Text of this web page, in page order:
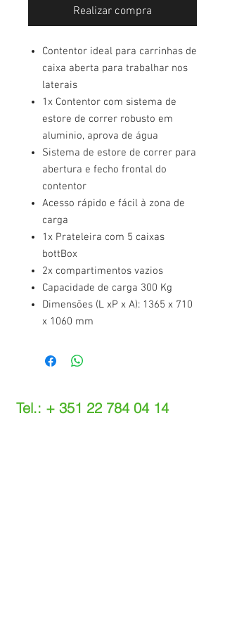
Realizar compra
Contentor ideal para carrinhas de
caixa aberta para trabalhar nos
laterais
1x Contentor com sistema de
estore de correr robusto em
aluminio, aprova de água
Sistema de estore de correr para
abertura e fecho frontal do
contentor
Acesso rápido e fácil à zona de
carga
1x Prateleira com 5 caixas
bottBox
2x compartimentos vazios
Capacidade de carga 300 Kg
Dimensões (L xP x A): 1365 x 710
x 1060 mm
Tel.: + 351 22 784 04 14